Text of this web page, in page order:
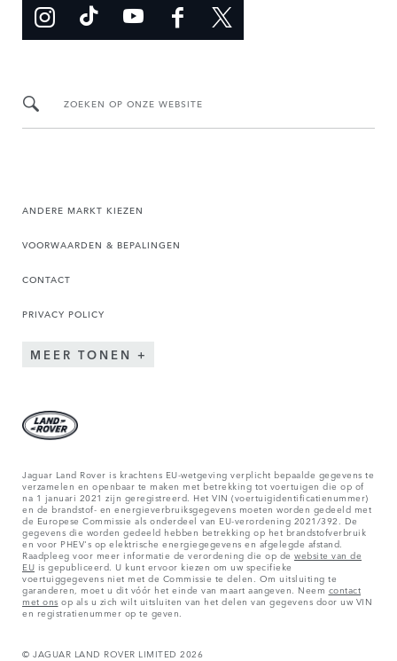
ZOEKEN OP ONZE WEBSITE
ANDERE MARKT KIEZEN
VOORWAARDEN & BEPALINGEN
CONTACT
PRIVACY POLICY
MEER TONEN
Jaguar Land Rover is krachtens EU-wetgeving verplicht bepaalde gegevens te
verzamelen en openbaar te maken met betrekking tot voertuigen die op of
na 1 januari 2021 zijn geregistreerd. Het VIN (voertuigidentificatienummer)
en de brandstof- en energieverbruiksgegevens moeten worden gedeeld met
de Europese Commissie als onderdeel van EU-verordening 2021/392. De
gegevens die worden gedeeld hebben betrekking op het brandstofverbruik
en voor PHEV's op elektrische energiegegevens en afgelegde afstand.
Raadpleeg voor meer informatie de verordening die op dewebsite van de
EU is gepubliceerd. U kunt ervoor kiezen om uw specifieke
voertuiggegevens niet met de Commissie te delen. Om uitsluiting te
garanderen, moet u dit vóór het einde van maart aangeven. Neem contact
met ons op als u zich wilt uitsluiten van het delen van gegevens door uw VIN
en registratienummer op te geven.
© JAGUAR LAND ROVER LIMITED 2026